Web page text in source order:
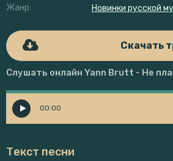
Жанр:
Новинки русской
Скачать
Слушать онлайн Yann Brutt - Не
00:00
Текст песни